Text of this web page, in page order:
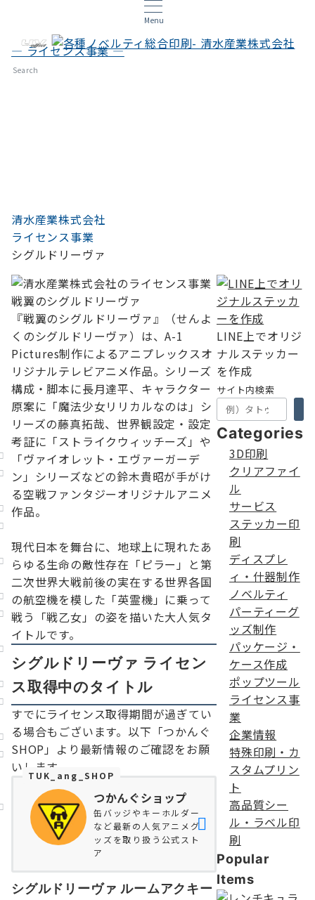
Menu
Search
— ライセンス事業 —
シグルドリーヴァ
清水産業株式会社
ライセンス事業
シグルドリーヴァ
『戦翼のシグルドリーヴァ』（せんよ
くのシグルドリーヴァ）は、A-1
Pictures制作によるアニプレックスオ
リジナルテレビアニメ作品。シリーズ
構成・脚本に長月達平、キャラクター
原案に「魔法少女リリカルなのは」シ
リーズの藤真拓哉、世界観設定・設定
考証に「ストライクウィッチーズ」や
「ヴァイオレット・エヴァーガーデ
ン」シリーズなどの鈴木貴昭が手がけ
る空戦ファンタジーオリジナルアニメ
作品。
現代日本を舞台に、地球上に現れたあ
らゆる生命の敵性存在「ピラー」と第
二次世界大戦前後の実在する世界各国
の航空機を模した「英霊機」に乗って
戦う「戦乙女」の姿を描いた大人気タ
イトルです。
シグルドリーヴァ ライセン
ス取得中のタイトル
すでにライセンス取得期間が過ぎてい
る場合もございます。以下「つかんぐ
SHOP」より最新情報のご確認をお願
いします。
TUK_ang_SHOP
つかんぐショップ
缶バッジやキーホルダー
など最新の人気アニメグ
ッズを取り扱う公式スト
ア
シグルドリーヴァ ルームアクキー
LINE上でオリジ
ナルステッカー
を作成
サイト内検索
Categories
3D印刷
クリアファイ
ル
サービス
ステッカー印
刷
ディスプレ
ィ・什器制作
ノベルティ
パーティーグ
ッズ制作
パッケージ・
ケース作成
ポップツール
ライセンス事
業
企業情報
特殊印刷・カ
スタムプリン
ト
高品質シー
ル・ラベル印
刷
Popular
Items